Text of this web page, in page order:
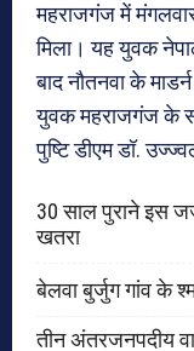
महराजगंज में
मिला। यह युवक
बाद नौतनवा के
युवक महराजगंज के
पुष्टि डीएम डॉ.
30 साल पुराने इस
खतरा
बेलवा बुर्जुग गांव के
तीन अंतरजनपदीय